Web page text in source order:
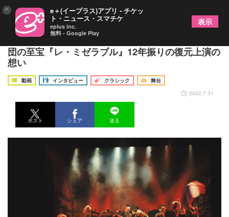
谷桃子バレエ団 髙部尚子芸術監督に聞く～バレエ
団の至宝『レ・ミゼラブル』12年振りの復元上演の
想い
動画 インタビュー クラシック
舞台
2022.7.31
ポスト シェア 送る
× e＋(イープラス)アプリ - チケッ
ト・ニュース・スマチケ
eplus inc.
無料 - Google Play
表示